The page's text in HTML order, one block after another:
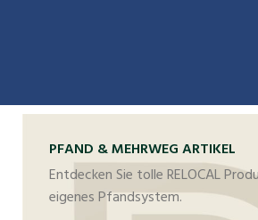
PFAND & MEHRWEG ARTIKEL
Entdecken Sie tolle RELOCAL
eigenes Pfandsystem.